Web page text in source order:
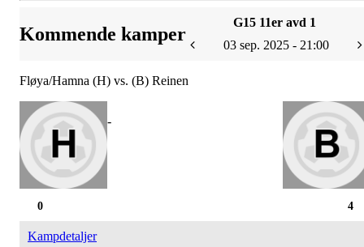
Kommende kamper
G15 11er avd 1
03 sep. 2025 - 21:00
Fløya/Hamna (H) vs. (B) Reinen
-
4
0
Kampdetaljer